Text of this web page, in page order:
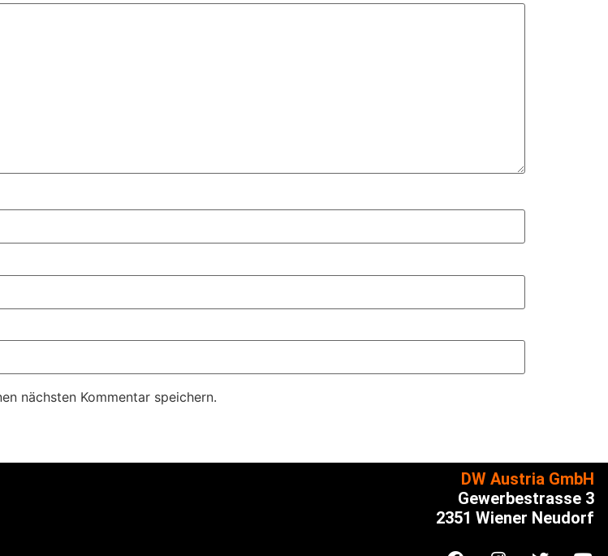
nächsten Kommentar speichern.
DW Austria GmbH
Gewerbestrasse 3
2351 Wiener Neudorf